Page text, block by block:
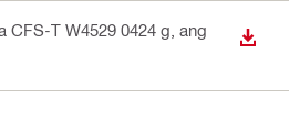
CFS-T W4529 0424 g , ang